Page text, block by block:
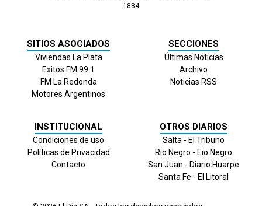
1884
SITIOS ASOCIADOS
Viviendas La Plata
Exitos FM 99.1
FM La Redonda
Motores Argentinos
SECCIONES
Últimas Noticias
Archivo
Noticias RSS
INSTITUCIONAL
Condiciones de uso
Políticas de Privacidad
Contacto
OTROS DIARIOS
Salta - El Tribuno
Rio Negro - Eio Negro
San Juan - Diario Huarpe
Santa Fe - El Litoral